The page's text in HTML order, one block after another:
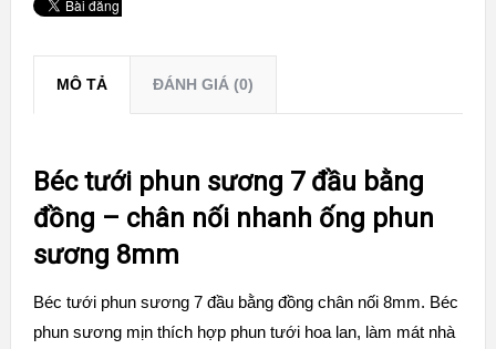
MÔ TẢ ĐÁNH GIÁ (0)
Béc tưới phun sương 7 đầu bằng
đồng – chân nối nhanh ống phun
sương 8mm
Béc tưới phun sương 7 đầu bằng đồng chân nối 8mm. Béc
phun sương mịn thích hợp phun tưới hoa lan, làm mát nhà